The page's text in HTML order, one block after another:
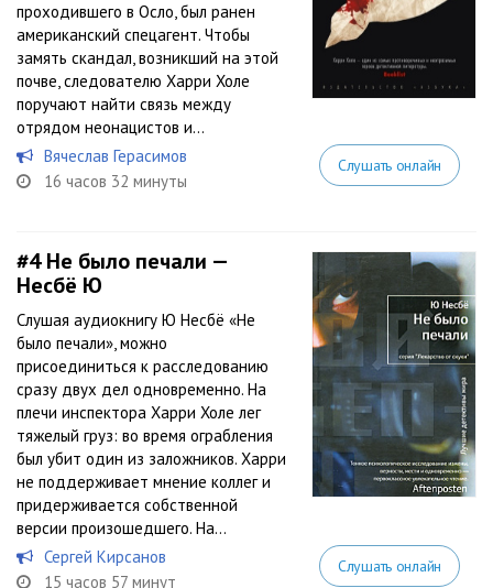
проходившего в Осло, был ранен
американский спецагент. Чтобы
замять скандал, возникший на этой
почве, следователю Харри Холе
поручают найти связь между
отрядом неонацистов и...
Вячеслав Герасимов
16 часов 32 минуты
Слушать онлайн
#4Не было печали —
Несбё Ю
Слушая аудиокнигу Ю Несбё «Не
было печали», можно
присоединиться к расследованию
сразу двух дел одновременно. На
плечи инспектора Харри Холе лег
тяжелый груз: во время ограбления
был убит один из заложников. Харри
не поддерживает мнение коллег и
придерживается собственной
версии произошедшего. На...
Сергей Кирсанов
15 часов 57 минут
Слушать онлайн